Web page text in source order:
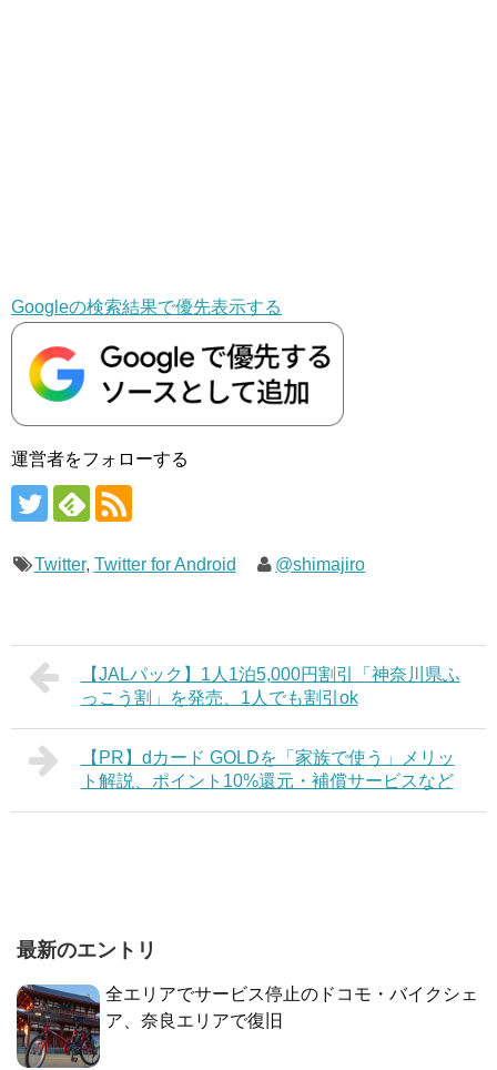
Googleの検索結果で優先表示する
運営者をフォローする
Twitter, Twitter for Android @shimajiro
【JALパック】1人1泊5,000円割引「神奈川県ふ
っこう割」を発売、1人でも割引ok
【PR】dカード GOLDを「家族で使う」メリッ
ト解説、ポイント10%還元・補償サービスなど
最新のエントリ
全エリアでサービス停止のドコモ・バイクシェ
ア、奈良エリアで復旧